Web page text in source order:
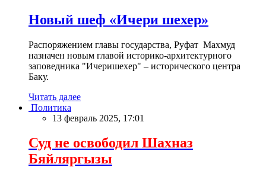
Новый шеф «Ичери шехер»
Распоряжением главы государства, Руфат Махмуд
назначен новым главой историко-архитектурного
заповедника "Ичеришехер" – исторического центра
Баку.
Читать далее
Политика
13 февраль 2025, 17:01
Суд не освободил Шахназ
Бяйляргызы